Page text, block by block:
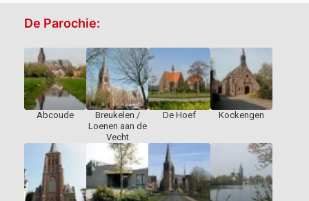
De Parochie:
Abcoude
Breukelen /
Loenen aan de
Vecht
De Hoef Kockengen